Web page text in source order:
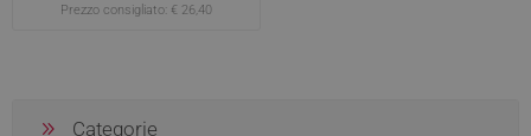
Prezzo consigliato: € 26,40
Categorie